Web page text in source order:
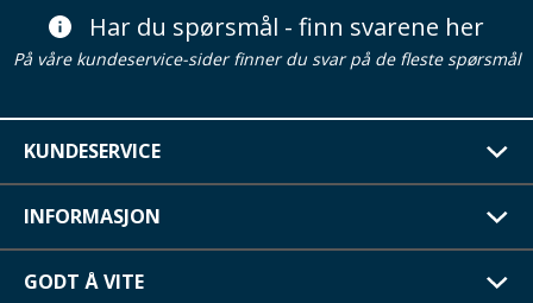
Har du spørsmål - finn svarene her
På våre kundeservice-sider finner du svar på de fleste spørsmål
KUNDESERVICE
INFORMASJON
GODT Å VITE